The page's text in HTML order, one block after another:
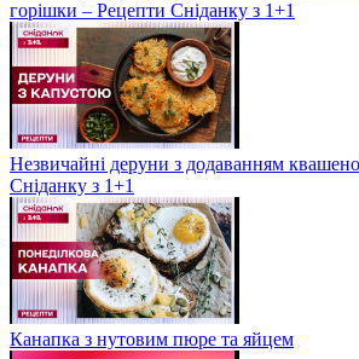
горішки – Рецепти Сніданку з 1+1
Незвичайні деруни з додаванням
Сніданку з 1+1
Канапка з нутовим пюре та яйцем